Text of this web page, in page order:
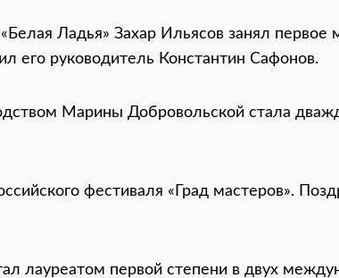
Ладья» Захар Ильясов занял
его руководитель Константин Сафонов.
Марины Добровольской стала
фестиваля «Град мастеров».
лауреатом первой степени в двух